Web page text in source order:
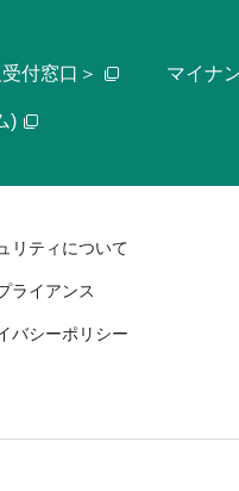
付窓口＞ マイナ
)
リティについて
ライアンス
バシーポリシー